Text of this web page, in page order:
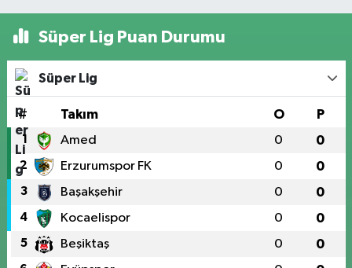
Süper Lig Puan Durumu
Süper Lig
# Takım O P
1 Amed 0 0
2 Erzurumspor FK 0 0
3 Başakşehir 0 0
4 Kocaelispor 0 0
5 Beşiktaş 0 0